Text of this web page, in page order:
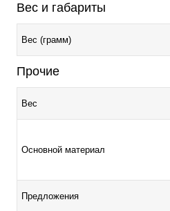
Вес и габариты
Вес (грамм)
Прочие
Вес
Основной материал
Предложения